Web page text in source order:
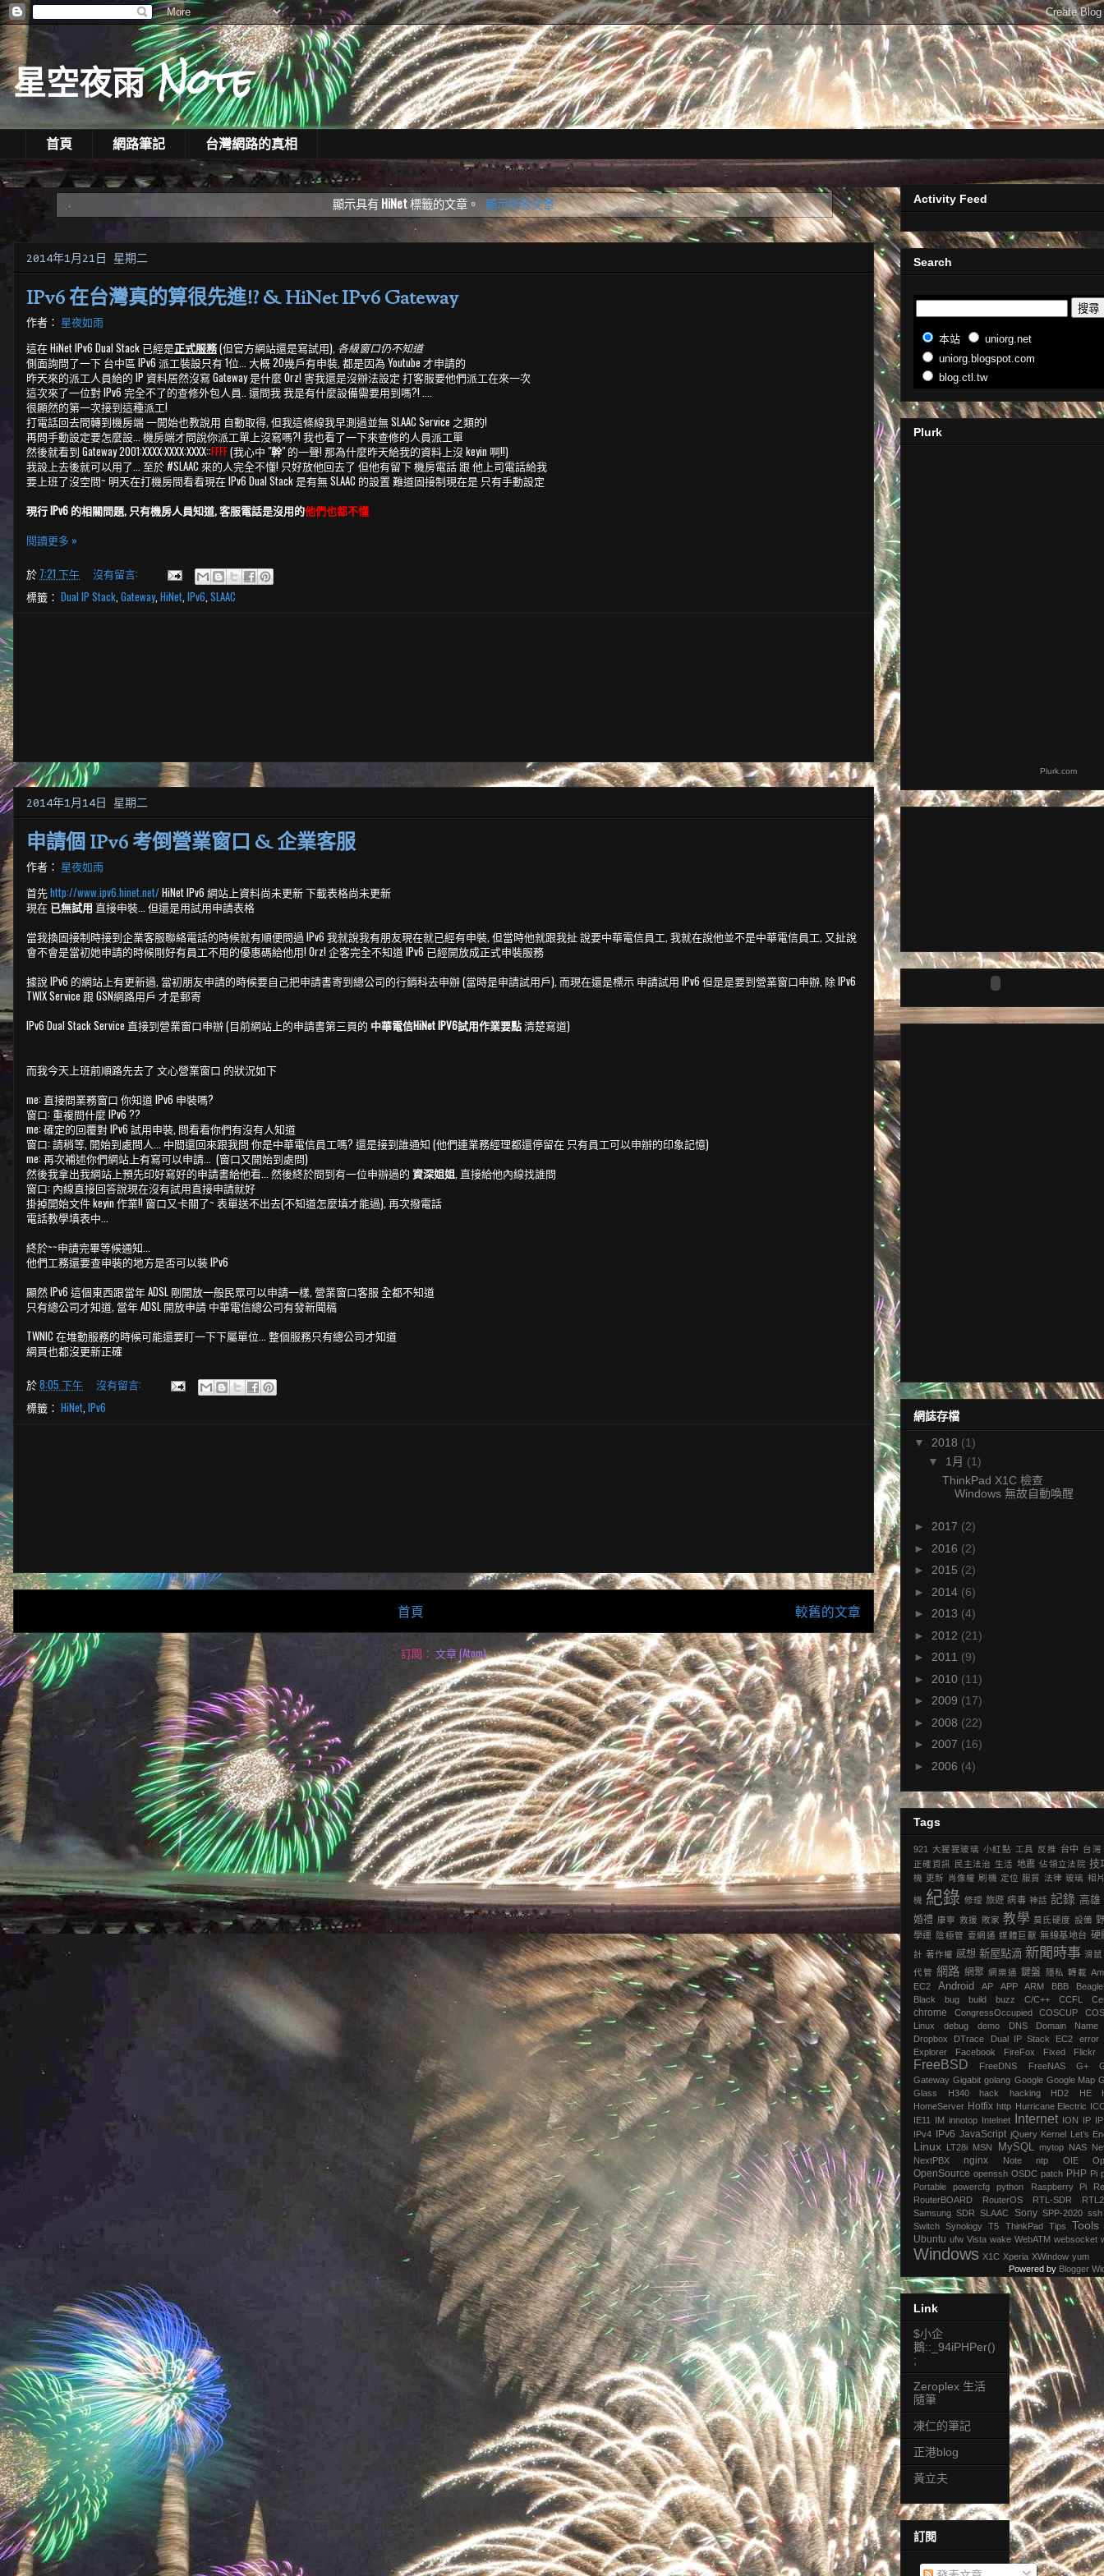
星空夜雨 Note
首頁 網路筆記 台灣網路的真相
顯示具有HiNet標籤的文章。 顯示所有文章
2014年1月21日 星期二
IPv6 在台灣真的算很先進!? & HiNet IPv6 Gateway
作者： 星夜如雨
這在 HiNet IPv6 Dual Stack 已經是正式服務(但官方網站還是寫試用), 各級窗口仍不知道
側面詢問了一下 台中區 IPv6 派工裝設只有 1位... 大概 20幾戶有申裝, 都是因為 Youtube 才申請的
昨天來的派工人員給的 IP 資料居然沒寫 Gateway 是什麼 Orz! 害我還是沒辦法設定 打客服要他們派工在來一次
這次來了一位對 IPv6 完全不了的查修外包人員.. 還問我 我是有什麼設備需要用到嗎?! ....
很顯然的第一次接到這種派工!
打電話回去問轉到機房端 一開始也教說用 自動取得, 但我這條線我早測過並無 SLAAC Service 之類的!
再問手動設定要怎麼設... 機房端才問說你派工單上沒寫嗎?! 我也看了一下來查修的人員派工單
然後就看到 Gateway 2001:XXXX:XXXX:XXXX::FFFF(我心中 "幹" 的一聲! 那為什麼昨天給我的資料上沒 keyin 啊!!)
我設上去後就可以用了... 至於 #SLAAC 來的人完全不懂! 只好放他回去了 但他有留下 機房電話 跟 他上司電話給我
要上班了沒空問~ 明天在打機房問看看現在 IPv6 Dual Stack 是有無 SLAAC 的設置 難道固接制現在是 只有手動設定
現行 IPv6 的相關問題, 只有機房人員知道, 客服電話是沒用的他們也都不懂
閱讀更多 »
於 7:21 下午
沒有留言:
標籤： Dual IP Stack Gateway, HiNet IPv6 SLAAC
2014年1月14日 星期二
申請個 IPv6 考倒營業窗口 & 企業客服
作者： 星夜如雨
首先http://www.ipv6.hinet.net/HiNet IPv6 網站上資料尚未更新 下載表格尚未更新
現在 已無試用 直接申裝... 但還是用試用申請表格
當我換固接制時接到企業客服聯絡電話的時候就有順便問過 IPv6 我就說我有朋友現在就已經有申裝, 但當時他就跟我扯 說要中華電信員工, 我就在說他並不是中華電信員工, 又扯說
會不會是當初她申請的時候剛好有員工不用的優惠碼給他用! Orz! 企客完全不知道 IPv6 已經開放成正式申裝服務
據說 IPv6 的網站上有更新過, 當初朋友申請的時候要自己把申請書寄到總公司的行銷科去申辦 (當時是申請試用戶), 而現在還是標示 申請試用 IPv6 但是是要到營業窗口申辦, 除 IPv6
TWIX Service 跟 GSN網路用戶 才是郵寄
IPv6 Dual Stack Service 直接到營業窗口申辦 (目前網站上的申請書第三頁的 中華電信HiNet IPV6試用作業要點清楚寫道)
而我今天上班前順路先去了 文心營業窗口 的狀況如下
me: 直接問業務窗口 你知道 IPv6 申裝嗎?
窗口: 重複問什麼 IPv6 ??
me: 確定的回覆對 IPv6 試用申裝, 問看看你們有沒有人知道
窗口: 請稍等, 開始到處問人... 中間還回來跟我問 你是中華電信員工嗎? 還是接到誰通知 (他們連業務經理都還停留在 只有員工可以申辦的印象記憶)
me: 再次補述你們網站上有寫可以申請... (窗口又開始到處問)
然後我拿出我網站上預先印好寫好的申請書給他看... 然後終於問到有一位申辦過的 資深姐姐 , 直接給他內線找誰問
窗口: 內線直接回答說現在沒有試用直接申請就好
掛掉開始文件 keyin 作業!! 窗口又卡關了~ 表單送不出去(不知道怎麼填才能過), 再次撥電話
電話教學填表中...
終於~~申請完畢等候通知...
他們工務還要查申裝的地方是否可以裝 IPv6
顯然 IPv6 這個東西跟當年 ADSL 剛開放一般民眾可以申請一樣, 營業窗口客服 全都不知道
只有總公司才知道, 當年 ADSL 開放申請 中華電信總公司有發新聞稿
TWNIC 在堆動服務的時候可能還要盯一下下屬單位... 整個服務只有總公司才知道
網頁也都沒更新正確
於8:05 下午
沒有留言:
標籤： HiNet IPv6
較舊的文章
首頁
訂閱： 文章 (Atom)
Activity Feed
Search
本站
uniorg.net
uniorg.blogspot.com
blog.ctl.tw
Plurk
Plurk.com
網誌存檔
▼ 2018 (1)
▼ 1月 (1)
ThinkPad X1C 檢查
Windows 無故自動喚醒
► 2017 (2)
► 2016 (2)
► 2015 (2)
► 2014 (6)
► 2013 (4)
► 2012 (21)
► 2011 (9)
► 2010 (11)
► 2009 (17)
► 2008 (22)
► 2007 (16)
► 2006 (4)
Tags
921 大猩猩玻璃 小紅點 工具 反推 台中 台灣
正確資訊
民主法治 生活 地震 ‎佔領立法院‬ 技
機 更新 肖像權 刷機 定位 服貿 法律 玻璃 相
機 紀錄 修理 旅遊 病毒 神話 記錄 高雄
婚禮 康寧 救援 敗家 教學 莫氏硬度 設備
學運 陰極管 壹網通 媒體巨獸 無線基地台 硬
計 著作權 感想 新屋點滴 新聞時事 滑鼠
代管 網路 網聚 網樂通 鍵盤 隱私 轉載
EC2
Android AP APP ARM BBB
Black
bug build buzz C/C++ CCFL
chrome ‎CongressOccupied COSCUP
Linux
debug demo DNS
Domain Name
Dropbox
DTrace Dual IP Stack EC2
error
Explorer
Facebook FireFox Fixed Flickr
FreeBSD FreeDNS FreeNAS G+
Gateway Gigabit golang Google Google Map
Glass
H340 hack hacking HD2 HE
HomeServer Hotfix http Hurricane Electric
IE11
IM innotop Intelnet Internet ION IP
IPv4
IPv6 JavaScript jQuery Kernel Let’s
Linux LT28i MSN MySQL mytop NAS
NextPBX
nginx Note ntp OIE
OpenSource openssh OSDC patch PHP Pi
Portable
powercfg python Raspberry Pi
RouterBOARD
RouterOS RTL-SDR
Samsung SDR SLAAC Sony SPP-2020 ssh
Switch Synology T5 ThinkPad Tips Tools
Ubuntu ufw Vista wake WebATM websocket
Windows X1C Xperia XWindow yum
Powered by Blogger
Link
$小企
鵝::_94iPHPer()
;
Zeroplex 生活
隨筆
凍仁的筆記
正港blog
黃立夫
訂閱